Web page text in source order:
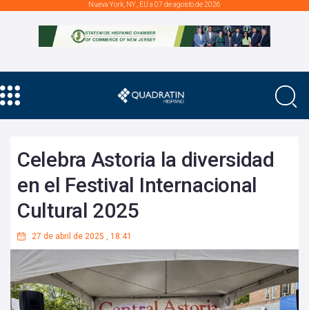
Nueva York, NY., EU a 07 de agosto de 2026
Celebra Astoria la diversidad
en el Festival Internacional
Cultural 2025
27 de abril de 2025 , 18:41